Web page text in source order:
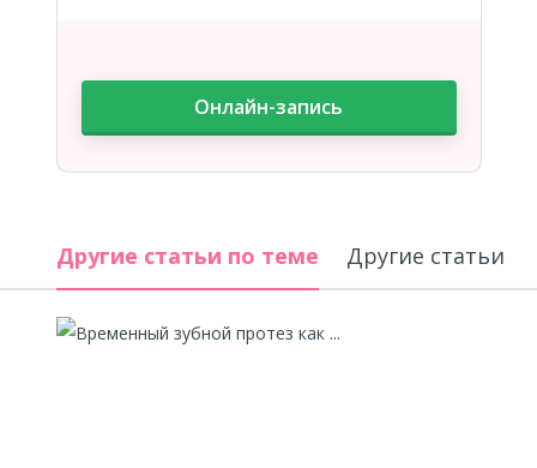
Онлайн-запись
Другие статьи по теме Другие статьи